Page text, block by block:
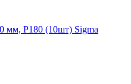
мм, P180 (10шт) Sigma